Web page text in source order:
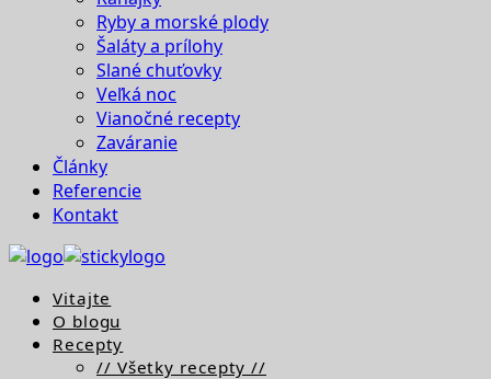
Ryby a morské plody
Šaláty a prílohy
Slané chuťovky
Veľká noc
Vianočné recepty
Zaváranie
Články
Referencie
Kontakt
Vitajte
O blogu
Recepty
// Všetky recepty //